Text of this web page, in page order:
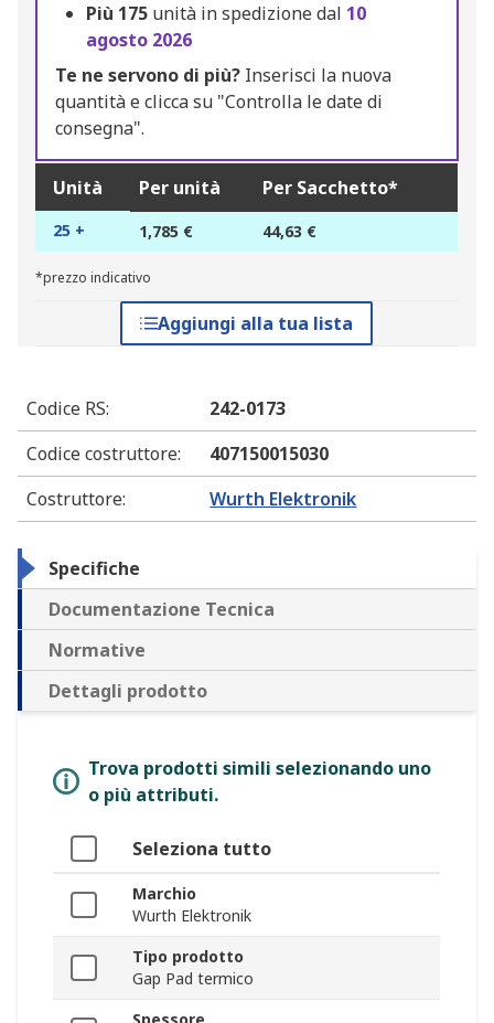
Più 175 unità in spedizione dal 10
agosto 2026
Te ne servono di più? Inserisci la nuova
quantità e clicca su "Controlla le date di
consegna".
Unità Per unità Per Sacchetto*
25 + 1,785 € 44,63 €
*prezzo indicativo
Aggiungi alla tua lista
Codice RS:
242-0173
Codice costruttore:
407150015030
Costruttore: Wurth Elektronik
Specifiche
Documentazione Tecnica
Normative
Dettagli prodotto
Trova prodotti simili selezionando uno
o più attributi.
Seleziona tutto
Marchio
Wurth Elektronik
Tipo prodotto
Gap Pad termico